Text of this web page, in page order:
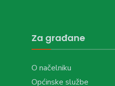
Za građane
O načelniku
Općinske službe